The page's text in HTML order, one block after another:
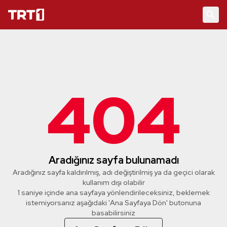
404
Aradığınız sayfa bulunamadı
Aradığınız sayfa kaldırılmış, adı değiştirilmiş ya da geçici olarak
kullanım dışı olabilir
1 saniye içinde ana sayfaya yönlendirileceksiniz, beklemek
istemiyorsanız aşağıdaki 'Ana Sayfaya Dön' butonuna
basabilirsiniz